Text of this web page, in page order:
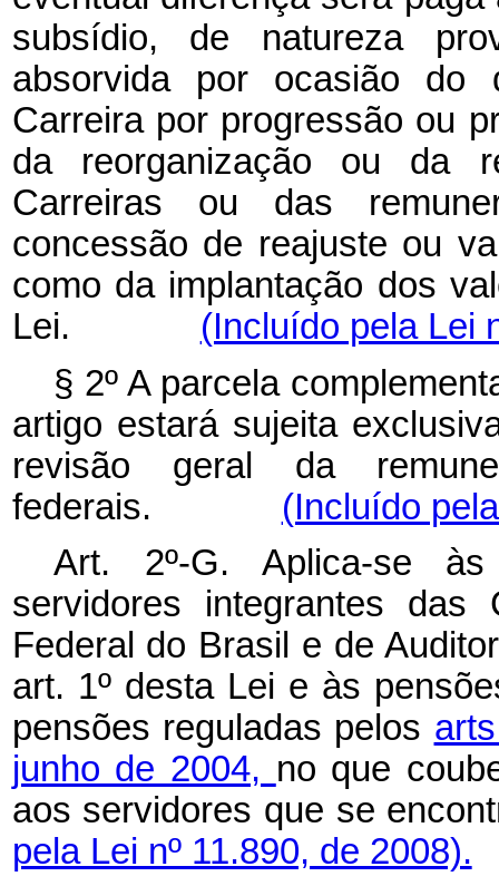
subsídio, de natureza
absorvida por ocasião do
Carreira por progressão ou
da reorganização ou da
Carreiras ou das
concessão de reajuste ou
como da implantação dos
Lei. (Incluído pela Lei
§ 2º A parcela
artigo estará sujeita
revisão geral da
federais. (Incluído
Art. 2º-G. Aplica-se às
servidores integrantes das
Federal do Brasil e de
art. 1º desta Lei e às
pensões reguladas pelos
junho de 2004, no que
aos servidores que se
pela Lei nº 11.890, de 2008).